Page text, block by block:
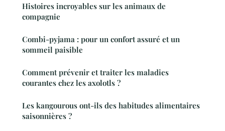
Histoires incroyables sur les animaux de
compagnie
Combi-pyjama : pour un confort assuré et un
sommeil paisible
Comment prévenir et traiter les maladies
courantes chez les axolotls ?
Les kangourous ont-ils des habitudes alimentaires
saisonnières ?